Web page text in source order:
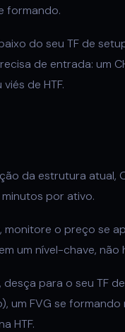
formando.
do seu TF de
de entrada: um
de HTF.
da estrutura atual,
minutos por ativo.
monitore o preço se
um nível-chave, não
para o seu TF
um FVG se
HTF.